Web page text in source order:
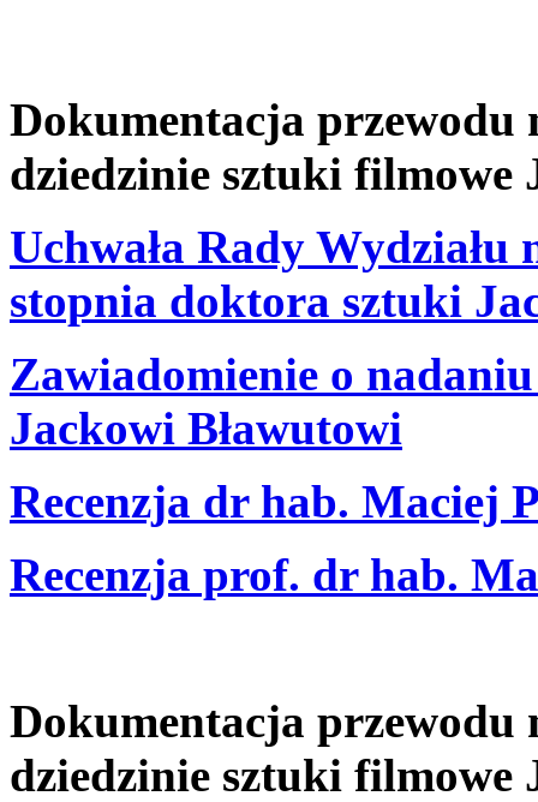
Dokumentacja
dziedzinie sztuki filmowe
Uchwała Rady
stopnia doktora sztuki
Zawiadomienie o
Jackowi Bławutowi
Recenzja dr hab. Maciej
Recenzja prof. dr hab.
Dokumentacja
dziedzinie sztuki filmowe